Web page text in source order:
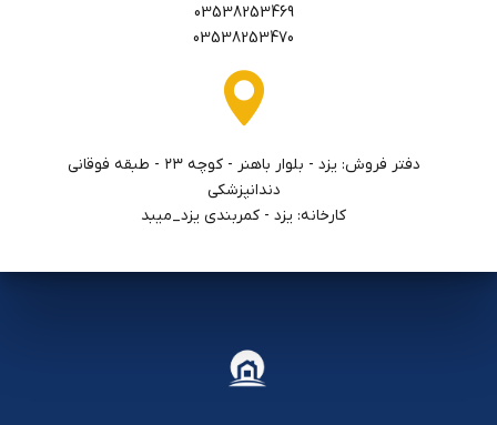
03538253469
03538253470
دفتر فروش: يزد - بلوار باهنر - كوچه ٢٣ - طبقه فوقاني
دندانپزشكي
کارخانه: یزد - کمربندی یزد_میبد